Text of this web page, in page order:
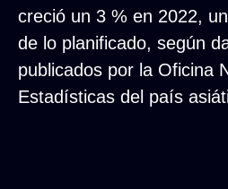
creció un 3 % en 2022,
de lo planificado, según
publicados por la Oficina
Estadísticas del país